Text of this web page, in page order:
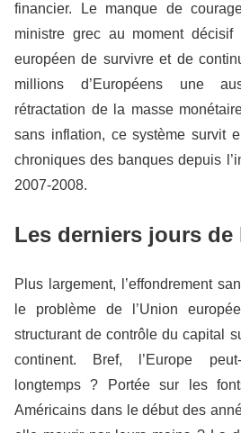
financier.
Le manque de
ministre grec au moment
européen de survivre et de
millions d’Européens une
rétractation de la masse
sans inflation, ce système survit
chroniques des banques depuis
2007-2008.
Les derniers jours de
Plus largement, l’effondrement
le problème de l’Union
structurant de contrôle du capital
continent. Bref, l’Europe
longtemps ? Portée sur les
Américains dans le début des